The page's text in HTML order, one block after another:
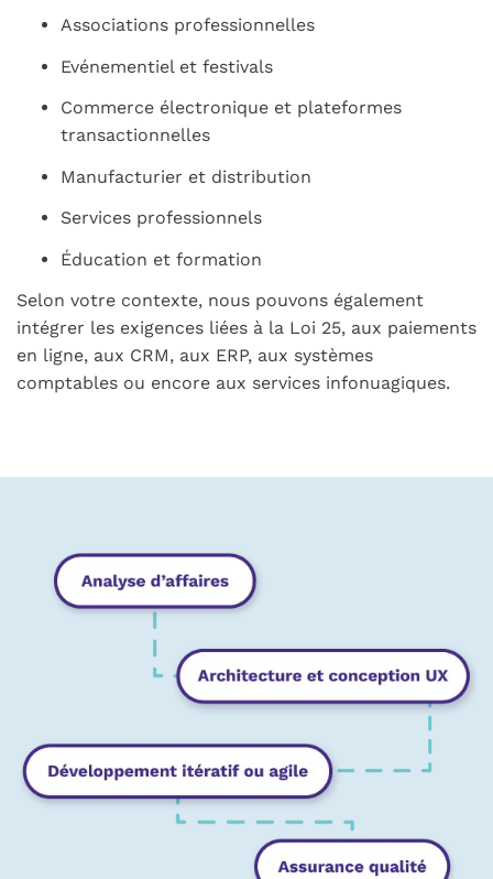
Associations professionnelles
Evénementiel et festivals
Commerce électronique et plateformes
transactionnelles
Manufacturier et distribution
Services professionnels
Éducation et formation
Selon votre contexte, nous pouvons également
intégrer les exigences liées à la Loi 25, aux paiements
en ligne, aux CRM, aux ERP, aux systèmes
comptables ou encore aux services infonuagiques.